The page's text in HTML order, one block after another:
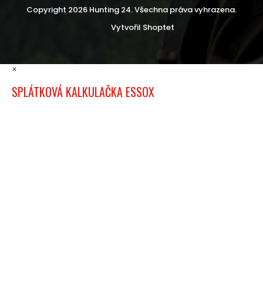
Vytvořil Shoptet
Copyright 2026 Hunting 24. Všechna práva vyhrazena.
×
SPLÁTKOVÁ KALKULAČKA ESSOX